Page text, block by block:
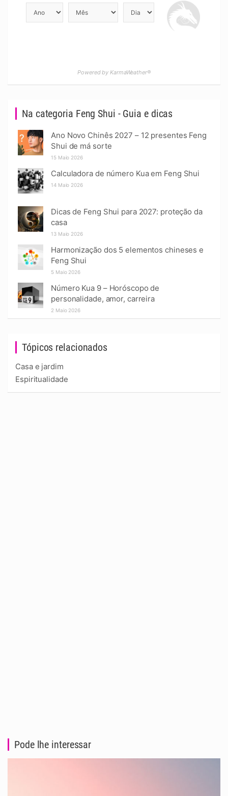
Tópicos relacionados
Casa e jardim
Espiritualidade
Na categoria Feng Shui - Guia e dicas
Ano Novo Chinês 2027 – 12 presentes Feng
Shui de má sorte
15 Maio 2026
Calculadora de número Kua em Feng Shui
14 Maio 2026
Dicas de Feng Shui para 2027: proteção da
casa
13 Maio 2026
Harmonização dos 5 elementos chineses e
Feng Shui
5 Maio 2026
Número Kua 9 – Horóscopo de
personalidade, amor, carreira
2 Maio 2026
Powered by KarmaWeather®
Pode lhe interessar